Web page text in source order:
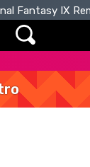
Fantasy IX